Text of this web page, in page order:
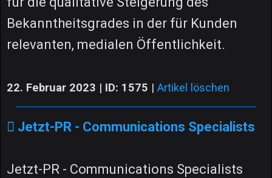
Bekanntheitsgrades in der für Kunden
relevanten, medialen Öffentlichkeit.
22. Februar 2023 | ID: 1575 | Artikel löschen
Jetzt-PR - Communications Specialists
Jetzt-PR - Communications Specialists